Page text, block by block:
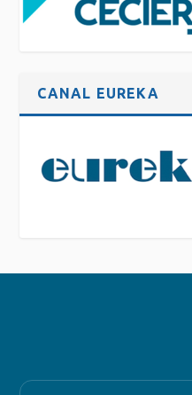
CANAL EUREKA